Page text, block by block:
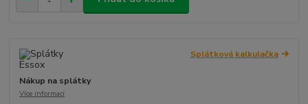
Splátková kalkulačka
Nákup na splátky
Více informací